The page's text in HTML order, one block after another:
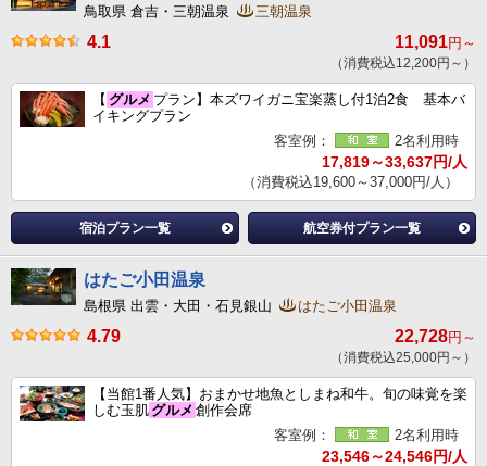
鳥取県 倉吉・三朝温泉 三朝温泉
4.1 11,091円～
（消費税込12,200円～）
【 グルメ プラン】本ズワイガニ宝楽蒸し付1泊2食 基本バ
イキングプラン
客室例：
2名利用時
17,819～33,637円/人
（消費税込19,600～37,000円/人）
宿泊プラン一覧 航空券付プラン一覧
はたご小田温泉
島根県 出雲・大田・石見銀山 はたご小田温泉
4.79 22,728円～
（消費税込25,000円～）
【当館1番人気】おまかせ地魚としまね和牛。旬の味覚を楽
しむ玉肌 グルメ 創作会席
客室例：
2名利用時
23,546～24,546円/人